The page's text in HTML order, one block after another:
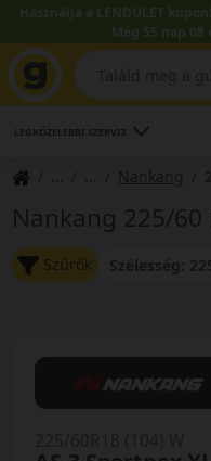
Használja a LENDÜLET
Még 55 nap 08
LEGKÖZELEBBI SZERVIZ
Nankang
Nankang 225/
Szűrők